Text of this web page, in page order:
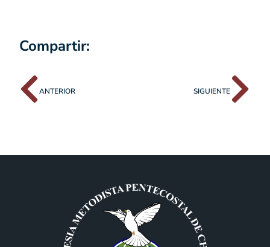
Compartir:
ANTERIOR SIGUIENTE